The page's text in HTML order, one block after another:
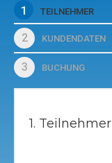
1 TEILNEHMER
2 KUNDENDATEN
3 BUCHUNG
1. Teilnehmer